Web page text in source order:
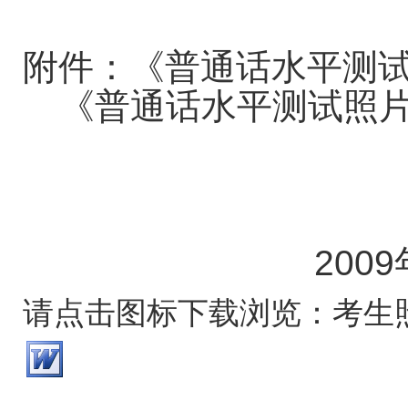
附件：《普通话水平测
《普通话水平测试照
2009
请点击图标下载浏览：考生